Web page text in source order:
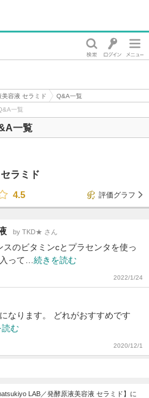
美容液 セラミド
Q&A一覧
一覧
一覧
ラミド
4.5
評価グラフ
by TKD★ さん
のビタミンcとプラセンタを使っ
って… 続きを読む
2022/1/24
なります。 どれがおすすめです
読む
2020/12/1
LAB／発酵原液美容液 セラミド】に